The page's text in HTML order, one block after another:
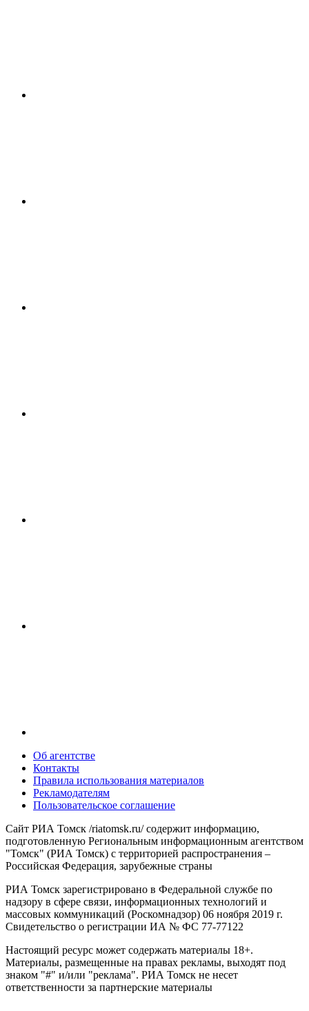
Об агентстве
Контакты
Правила использования материалов
Рекламодателям
Пользовательское соглашение
Сайт РИА Томск /riatomsk.ru/ содержит информацию,
подготовленную Региональным информационным агентством
"Томск" (РИА Томск) с территорией распространения –
Российская Федерация, зарубежные страны
РИА Томск зарегистрировано в Федеральной службе по
надзору в сфере связи, информационных технологий и
массовых коммуникаций (Роскомнадзор) 06 ноября 2019 г.
Свидетельство о регистрации ИА № ФС 77-77122
Настоящий ресурс может содержать материалы 18+.
Материалы, размещенные на правах рекламы, выходят под
знаком "#" и/или "реклама". РИА Томск не несет
ответственности за партнерские материалы